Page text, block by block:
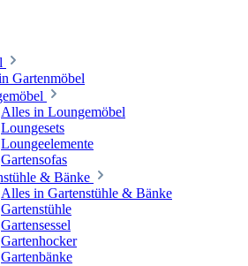
Gartenmöbel
Alles in Loungemöbel
Loungesets
Loungeelemente
Gartensofas
& Bänke
Alles in Gartenstühle & Bänke
Gartenstühle
Gartensessel
Gartenhocker
Gartenbänke